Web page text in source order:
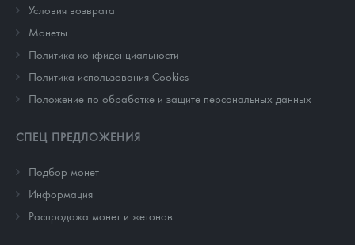
Условия возврата
Монеты
Политика конфиденциальности
Политика использования Cookies
Положение по обработке и защите персональных данных
СПЕЦ ПРЕДЛОЖЕНИЯ
Подбор монет
Информация
Распродажа монет и жетонов